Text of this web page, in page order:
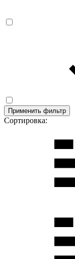
Применить фильтр
Сортировка: